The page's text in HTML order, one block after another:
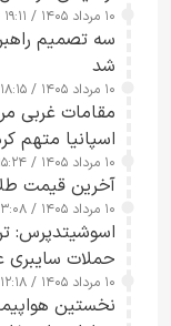
۱۰ مرداد ۱۴۰۵ / ۱۹:۱۱
سه تصمیم
شد
۱۰ مرداد ۱۴۰۵ / ۱۸:۱۵
مقامات غربی
اسپانیا متهم
۱۰ مرداد ۱۴۰۵ / ۱۵:۲۴
آخرین قیمت طلا، سکه
۱۰ مرداد ۱۴۰۵ / ۱۳:۰۸
اسوشیتدپرس:
حملات سایبری
ارائه نکرد
۱۰ مرداد ۱۴۰۵ / ۱۲:۱۸
نخستین